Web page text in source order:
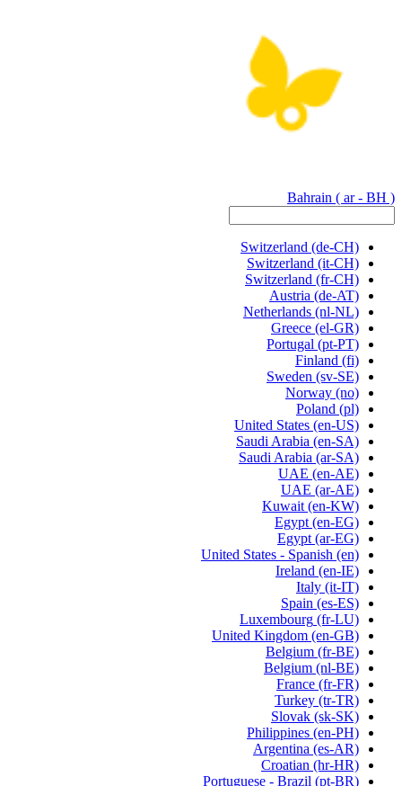
Bahrain ( ar - BH )
Switzerland (de-CH)
Switzerland (it-CH)
Switzerland (fr-CH)
Austria (de-AT)
Netherlands (nl-NL)
Greece (el-GR)
Portugal (pt-PT)
Finland (fi)
Sweden (sv-SE)
Norway (no)
Poland (pl)
United States (en-US)
Saudi Arabia (en-SA)
Saudi Arabia (ar-SA)
UAE (en-AE)
UAE (ar-AE)
Kuwait (en-KW)
Egypt (en-EG)
Egypt (ar-EG)
United States - Spanish (en)
Ireland (en-IE)
Italy (it-IT)
Spain (es-ES)
Luxembourg (fr-LU)
United Kingdom (en-GB)
Belgium (fr-BE)
Belgium (nl-BE)
France (fr-FR)
Turkey (tr-TR)
Slovak (sk-SK)
Philippines (en-PH)
Argentina (es-AR)
Croatian (hr-HR)
Portuguese - Brazil (pt-BR)